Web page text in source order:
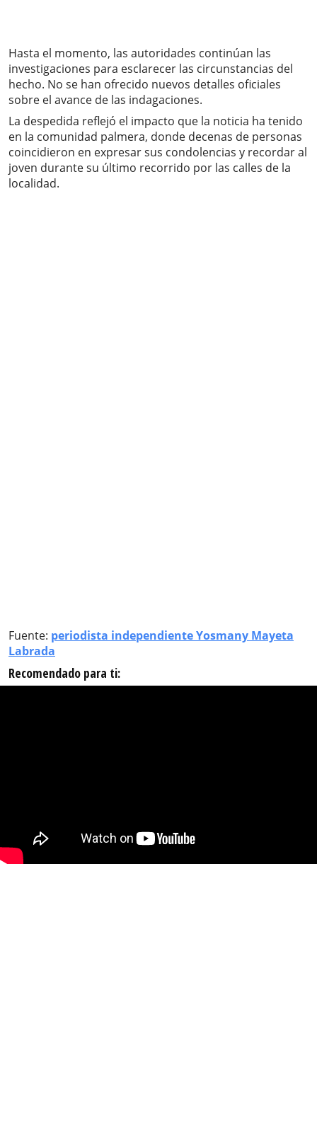
Hasta el momento, las autoridades continúan las
investigaciones para esclarecer las circunstancias del
hecho. No se han ofrecido nuevos detalles oficiales
sobre el avance de las indagaciones.
La despedida reflejó el impacto que la noticia ha tenido
en la comunidad palmera, donde decenas de personas
coincidieron en expresar sus condolencias y recordar al
joven durante su último recorrido por las calles de la
localidad.
Fuente: periodista independiente Yosmany Mayeta
Labrada
Recomendado para ti: